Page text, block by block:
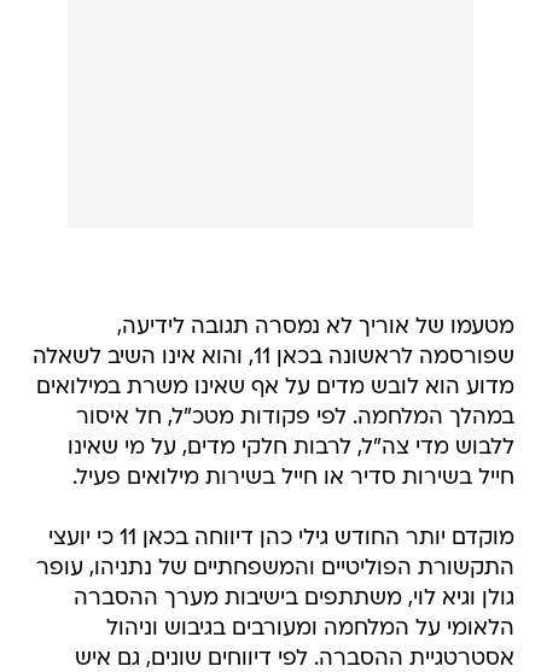
מטעמו של אוריך לא נמסרה תגובה לידיעה,
שפורסמה לראשונה בכאן 11, והוא אינו השיב לשאלה
מדוע הוא לובש מדים על אף שאינו משרת במילואים
במהלך המלחמה. לפי פקודות מטכ"ל, חל איסור
ללבוש מדי צה"ל, לרבות חלקי מדים, על מי שאינו
חייל בשירות סדיר או חייל בשירות מילואים פעיל.
מוקדם יותר החודש גילי כהן דיווחה בכאן 11 כי יועצי
התקשורת הפוליטיים והמשפחתיים של נתניהו, עופר
גולן וגיא לוי, משתתפים בישיבות מערך ההסברה
הלאומי על המלחמה ומעורבים בגיבוש וניהול
אסטרטגיית ההסברה. לפי דיווחים שונים, גם איש